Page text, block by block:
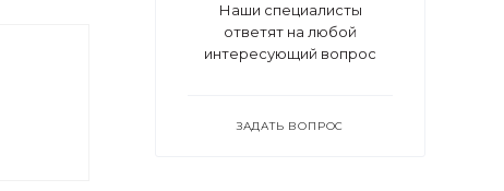
Наши специалисты
ответят на любой
интересующий вопрос
ЗАДАТЬ ВОПРОС